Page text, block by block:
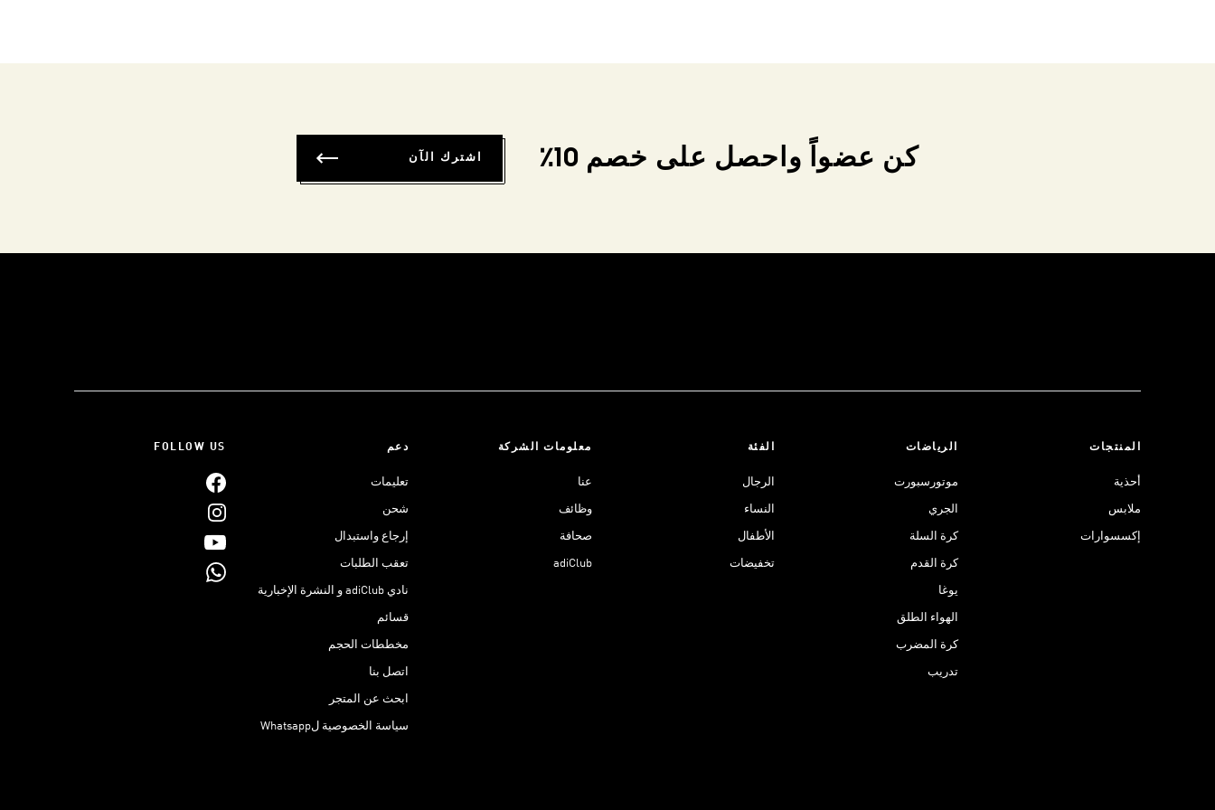
كن عضواً واحصل على خصم 10٪ اشترك الآن
المنتجات
أحذية
ملابس
إكسسوارات
الرياضات
موتورسبورت
الجري
كرة السلة
كرة القدم
يوغا
الهواء الطلق
كرة المضرب
تدريب
الفئة
الرجال
النساء
الأطفال
تخفيضات
معلومات الشركة
عنا
وظائف
صحافة
adiClub
دعم
تعليمات
شحن
إرجاع واستبدال
تعقب الطلبات
نادي adiClub و النشرة الإخبارية
قسائم
مخططات الحجم
اتصل بنا
ابحث عن المتجر
سياسة الخصوصية لWhatsapp
FOLLOW US